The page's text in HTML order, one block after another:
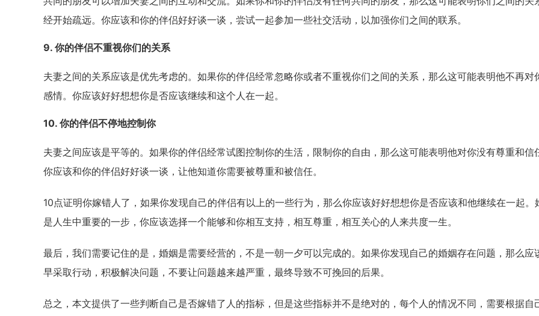
经开始疏远。你应该和你的伴侣好好谈一谈，尝试一起参加一些社交活动，以加强你们之间的联系。
9. 你的伴侣不重视你们的关系
夫妻之间的关系应该是优先考虑的。如果你的伴侣经常忽略你或者不重视你们之间的关系，那么这可能表明他不再对
感情。你应该好好想想你是否应该继续和这个人在一起。
10. 你的伴侣不停地控制你
夫妻之间应该是平等的。如果你的伴侣经常试图控制你的生活，限制你的自由，那么这可能表明他对你没有尊重和信
你应该和你的伴侣好好谈一谈，让他知道你需要被尊重和被信任。
10点证明你嫁错人了，如果你发现自己的伴侣有以上的一些行为，那么你应该好好想想你是否应该和他继续在一起。
是人生中重要的一步，你应该选择一个能够和你相互支持，相互尊重，相互关心的人来共度一生。
最后，我们需要记住的是，婚姻是需要经营的，不是一朝一夕可以完成的。如果你发现自己的婚姻存在问题，那么应
早采取行动，积极解决问题，不要让问题越来越严重，最终导致不可挽回的后果。
总之，本文提供了一些判断自己是否嫁错了人的指标，但是这些指标并不是绝对的，每个人的情况不同，需要根据自